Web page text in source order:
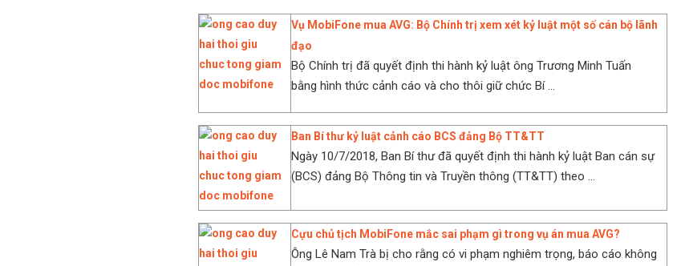
Vụ MobiFone mua AVG: Bộ Chính trị xem xét kỷ luật một số cán bộ lãnh
đạo
Bộ Chính trị đã quyết định thi hành kỷ luật ông Trương Minh Tuấn
bằng hình thức cảnh cáo và cho thôi giữ chức Bí ...
Ban Bí thư kỷ luật cảnh cáo BCS đảng Bộ TT&TT
Ngày 10/7/2018, Ban Bí thư đã quyết định thi hành kỷ luật Ban cán sự
(BCS) đảng Bộ Thông tin và Truyền thông (TT&TT) theo ...
Cựu chủ tịch MobiFone mắc sai phạm gì trong vụ án mua AVG?
Ông Lê Nam Trà bị cho rằng có vi phạm nghiêm trọng, báo cáo không